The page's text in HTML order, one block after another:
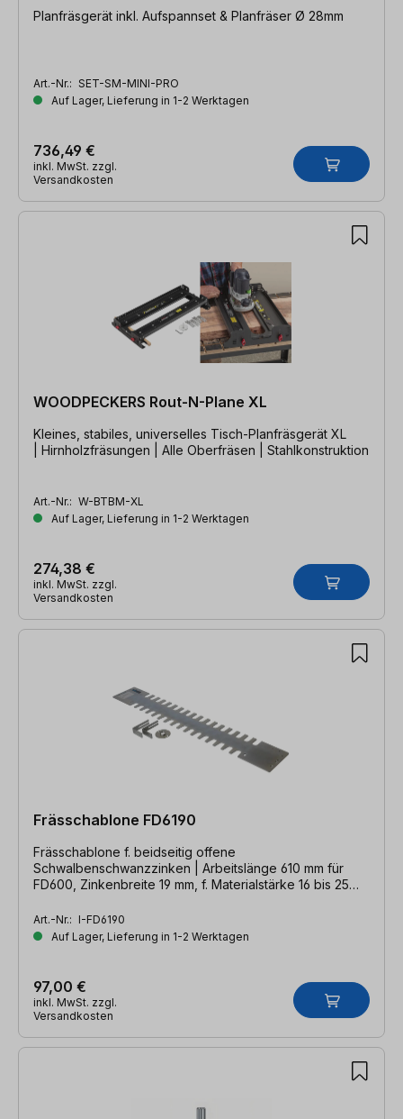
Planfräsgerät inkl. Aufspannset & Planfräser Ø 28mm
Art.-Nr.: SET-SM-MINI-PRO
Auf Lager, Lieferung in 1-2 Werktagen
736,49 €
inkl. MwSt. zzgl.
Versandkosten
WOODPECKERS Rout-N-Plane XL
Kleines, stabiles, universelles Tisch-Planfräsgerät XL
| Hirnholzfräsungen | Alle Oberfräsen | Stahlkonstruktion
Art.-Nr.: W-BTBM-XL
Auf Lager, Lieferung in 1-2 Werktagen
274,38 €
inkl. MwSt. zzgl.
Versandkosten
Frässchablone FD6190
Frässchablone f. beidseitig offene
Schwalbenschwanzzinken | Arbeitslänge 610 mm für
FD600, Zinkenbreite 19 mm, f. Materialstärke 16 bis 25
Art.-Nr.: I-FD6190
Auf Lager, Lieferung in 1-2 Werktagen
97,00 €
inkl. MwSt. zzgl.
Versandkosten